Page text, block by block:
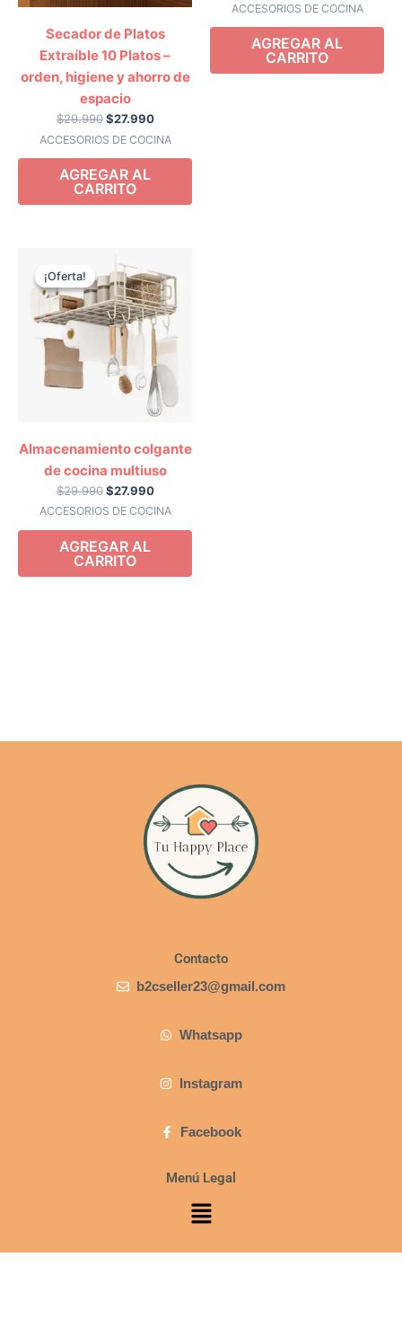
ACCESORIOS DE COCINA
Secador de Platos
Extraíble 10 Platos –
orden, higiene y ahorro de
espacio
$29.990 $27.990
AGREGAR AL
CARRITO
ACCESORIOS DE COCINA
AGREGAR AL
CARRITO
¡Oferta!
¡Oferta!
ACCESORIOS DE COCINA
Almacenamiento colgante
de cocina multiuso
$29.990
precio
original
era:
$29.990.
$27.990
precio
actual
es:
$27.990.
AGREGAR AL
CARRITO
Contacto
b2cseller23@gmail.com
Whatsapp
Instagram
Facebook
Menú Legal
Menú